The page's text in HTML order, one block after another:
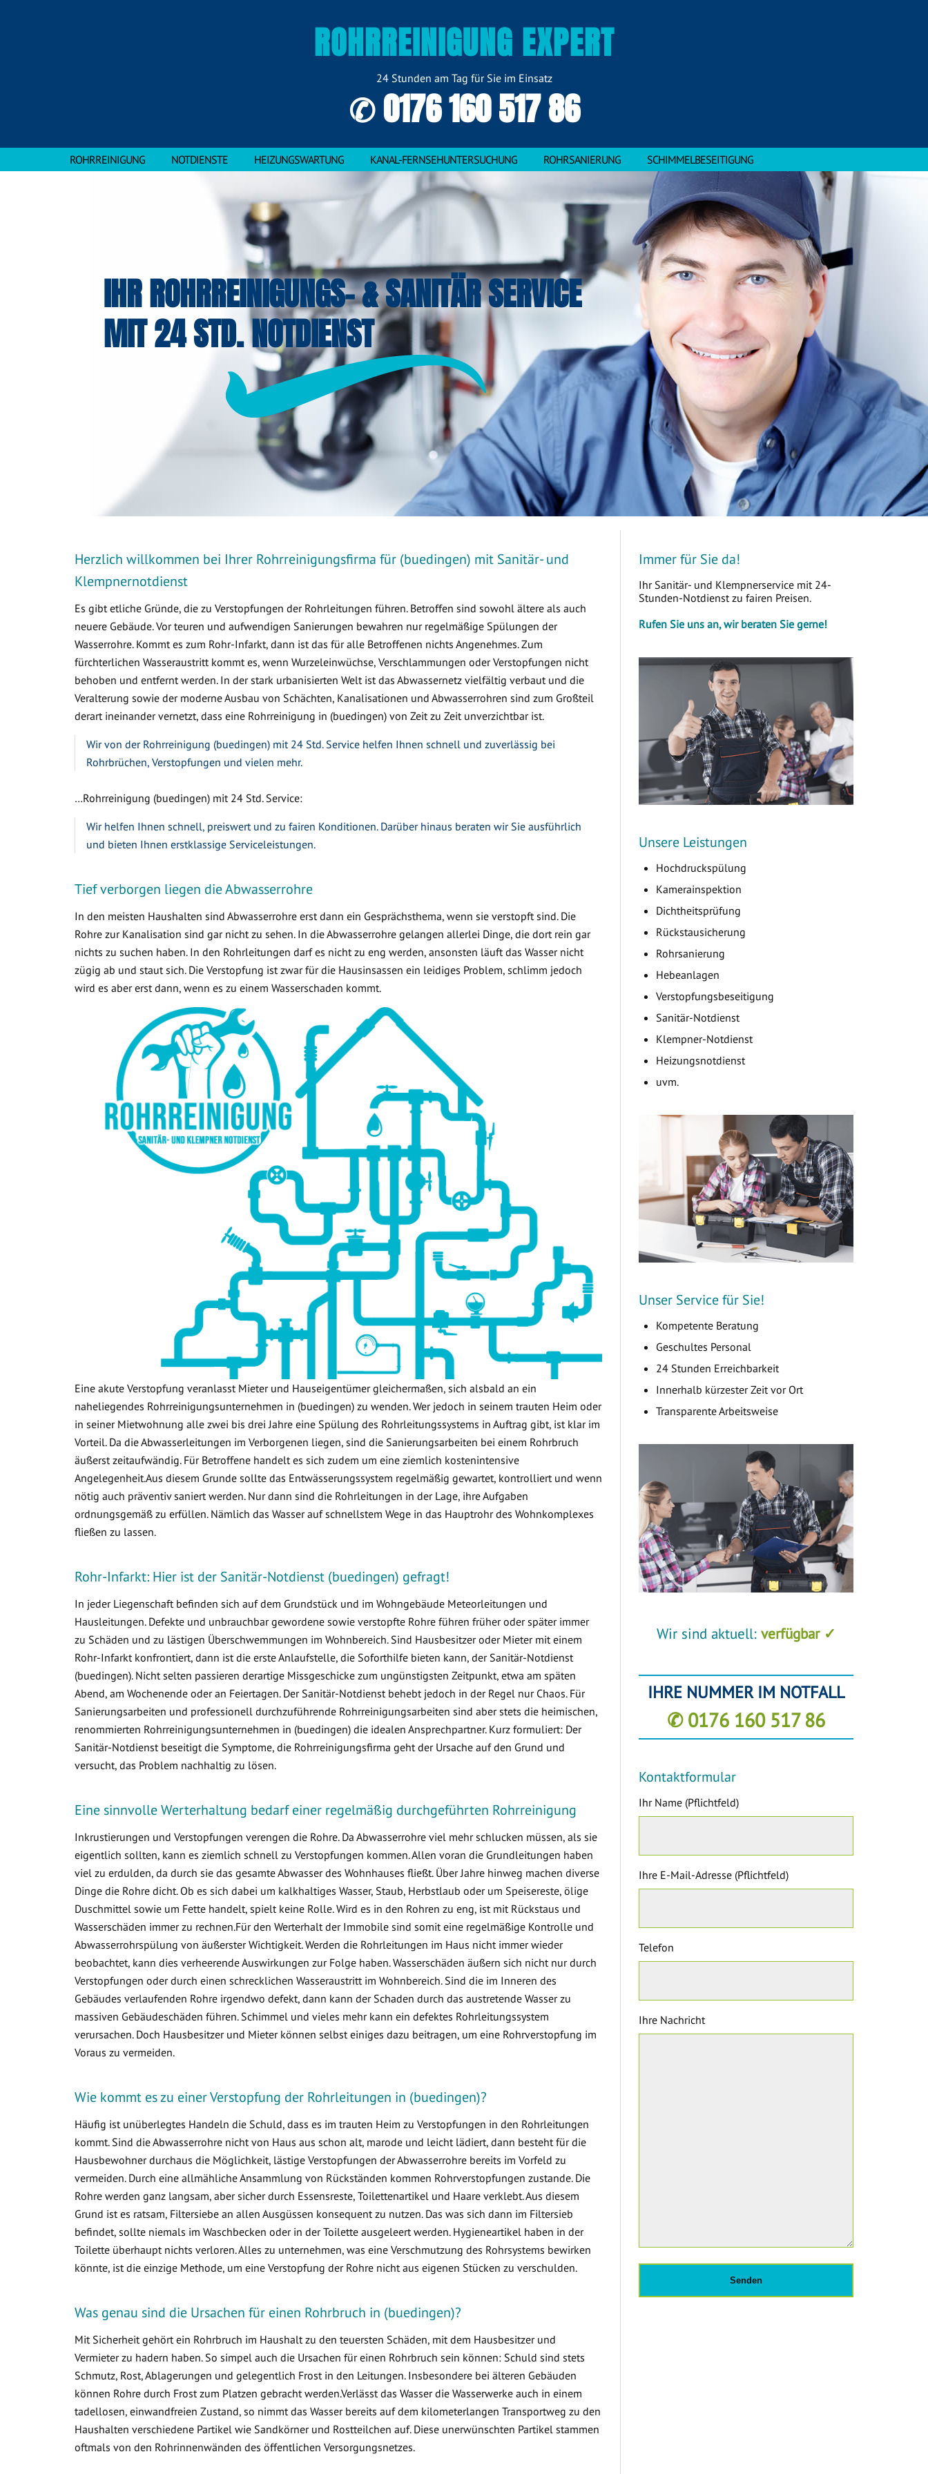
ROHRREINIGUNG EXPERT
24 Stunden am Tag für Sie im Einsatz
✆ 0176 160 517 86
ROHRREINIGUNG NOTDIENSTE HEIZUNGSWARTUNG KANAL-FERNSEHUNTERSUCHUNG ROHRSANIERUNG SCHIMMELBESEITIGUNG
IHR ROHRREINIGUNGS- & SANITÄR SERVICE
MIT 24 STD. NOTDIENST
Herzlich willkommen bei Ihrer Rohrreinigungsfirma für (buedingen) mit Sanitär- und
Klempnernotdienst
Es gibt etliche Gründe, die zu Verstopfungen der Rohrleitungen führen. Betroffen sind sowohl ältere als auch
neuere Gebäude. Vor teuren und aufwendigen Sanierungen bewahren nur regelmäßige Spülungen der
Wasserrohre. Kommt es zum Rohr-Infarkt, dann ist das für alle Betroffenen nichts Angenehmes. Zum
fürchterlichen Wasseraustritt kommt es, wenn Wurzeleinwüchse, Verschlammungen oder Verstopfungen nicht
behoben und entfernt werden. In der stark urbanisierten Welt ist das Abwassernetz vielfältig verbaut und die
Veralterung sowie der moderne Ausbau von Schächten, Kanalisationen und Abwasserrohren sind zum Großteil
derart ineinander vernetzt, dass eine Rohrreinigung in (buedingen) von Zeit zu Zeit unverzichtbar ist.
Wir von der Rohrreinigung (buedingen) mit 24 Std. Service helfen Ihnen schnell und zuverlässig bei
Rohrbrüchen, Verstopfungen und vielen mehr.
…Rohrreinigung (buedingen) mit 24 Std. Service:
Wir helfen Ihnen schnell, preiswert und zu fairen Konditionen. Darüber hinaus beraten wir Sie ausführlich
und bieten Ihnen erstklassige Serviceleistungen.
Tief verborgen liegen die Abwasserrohre
In den meisten Haushalten sind Abwasserrohre erst dann ein Gesprächsthema, wenn sie verstopft sind. Die
Rohre zur Kanalisation sind gar nicht zu sehen. In die Abwasserrohre gelangen allerlei Dinge, die dort rein gar
nichts zu suchen haben. In den Rohrleitungen darf es nicht zu eng werden, ansonsten läuft das Wasser nicht
zügig ab und staut sich. Die Verstopfung ist zwar für die Hausinsassen ein leidiges Problem, schlimm jedoch
wird es aber erst dann, wenn es zu einem Wasserschaden kommt.
Eine akute Verstopfung veranlasst Mieter und Hauseigentümer gleichermaßen, sich alsbald an ein
naheliegendes Rohrreinigungsunternehmen in (buedingen) zu wenden. Wer jedoch in seinem trauten Heim oder
in seiner Mietwohnung alle zwei bis drei Jahre eine Spülung des Rohrleitungssystems in Auftrag gibt, ist klar im
Vorteil. Da die Abwasserleitungen im Verborgenen liegen, sind die Sanierungsarbeiten bei einem Rohrbruch
äußerst zeitaufwändig. Für Betroffene handelt es sich zudem um eine ziemlich kostenintensive
Angelegenheit.Aus diesem Grunde sollte das Entwässerungssystem regelmäßig gewartet, kontrolliert und wenn
nötig auch präventiv saniert werden. Nur dann sind die Rohrleitungen in der Lage, ihre Aufgaben
ordnungsgemäß zu erfüllen. Nämlich das Wasser auf schnellstem Wege in das Hauptrohr des Wohnkomplexes
fließen zu lassen.
Rohr-Infarkt: Hier ist der Sanitär-Notdienst (buedingen) gefragt!
In jeder Liegenschaft befinden sich auf dem Grundstück und im Wohngebäude Meteorleitungen und
Hausleitungen. Defekte und unbrauchbar gewordene sowie verstopfte Rohre führen früher oder später immer
zu Schäden und zu lästigen Überschwemmungen im Wohnbereich. Sind Hausbesitzer oder Mieter mit einem
Rohr-Infarkt konfrontiert, dann ist die erste Anlaufstelle, die Soforthilfe bieten kann, der Sanitär-Notdienst
(buedingen). Nicht selten passieren derartige Missgeschicke zum ungünstigsten Zeitpunkt, etwa am späten
Abend, am Wochenende oder an Feiertagen. Der Sanitär-Notdienst behebt jedoch in der Regel nur Chaos. Für
Sanierungsarbeiten und professionell durchzuführende Rohrreinigungsarbeiten sind aber stets die heimischen,
renommierten Rohrreinigungsunternehmen in (buedingen) die idealen Ansprechpartner. Kurz formuliert: Der
Sanitär-Notdienst beseitigt die Symptome, die Rohrreinigungsfirma geht der Ursache auf den Grund und
versucht, das Problem nachhaltig zu lösen.
Eine sinnvolle Werterhaltung bedarf einer regelmäßig durchgeführten Rohrreinigung
Inkrustierungen und Verstopfungen verengen die Rohre. Da Abwasserrohre viel mehr schlucken müssen, als sie
eigentlich sollten, kann es ziemlich schnell zu Verstopfungen kommen. Allen voran die Grundleitungen haben
viel zu erdulden, da durch sie das gesamte Abwasser des Wohnhauses fließt. Über Jahre hinweg machen diverse
Dinge die Rohre dicht. Ob es sich dabei um kalkhaltiges Wasser, Staub, Herbstlaub oder um Speisereste, ölige
Duschmittel sowie um Fette handelt, spielt keine Rolle. Wird es in den Rohren zu eng, ist mit Rückstaus und
Wasserschäden immer zu rechnen.Für den Werterhalt der Immobile sind somit eine regelmäßige Kontrolle und
Abwasserrohrspülung von äußerster Wichtigkeit. Werden die Rohrleitungen im Haus nicht immer wieder
beobachtet, kann dies verheerende Auswirkungen zur Folge haben. Wasserschäden äußern sich nicht nur durch
Verstopfungen oder durch einen schrecklichen Wasseraustritt im Wohnbereich. Sind die im Inneren des
Gebäudes verlaufenden Rohre irgendwo defekt, dann kann der Schaden durch das austretende Wasser zu
massiven Gebäudeschäden führen. Schimmel und vieles mehr kann ein defektes Rohrleitungssystem
verursachen. Doch Hausbesitzer und Mieter können selbst einiges dazu beitragen, um eine Rohrverstopfung im
Voraus zu vermeiden.
Wie kommt es zu einer Verstopfung der Rohrleitungen in (buedingen)?
Häufig ist unüberlegtes Handeln die Schuld, dass es im trauten Heim zu Verstopfungen in den Rohrleitungen
kommt. Sind die Abwasserrohre nicht von Haus aus schon alt, marode und leicht lädiert, dann besteht für die
Hausbewohner durchaus die Möglichkeit, lästige Verstopfungen der Abwasserrohre bereits im Vorfeld zu
vermeiden. Durch eine allmähliche Ansammlung von Rückständen kommen Rohrverstopfungen zustande. Die
Rohre werden ganz langsam, aber sicher durch Essensreste, Toilettenartikel und Haare verklebt. Aus diesem
Grund ist es ratsam, Filtersiebe an allen Ausgüssen konsequent zu nutzen. Das was sich dann im Filtersieb
befindet, sollte niemals im Waschbecken oder in der Toilette ausgeleert werden. Hygieneartikel haben in der
Toilette überhaupt nichts verloren. Alles zu unternehmen, was eine Verschmutzung des Rohrsystems bewirken
könnte, ist die einzige Methode, um eine Verstopfung der Rohre nicht aus eigenen Stücken zu verschulden.
Was genau sind die Ursachen für einen Rohrbruch in (buedingen)?
Mit Sicherheit gehört ein Rohrbruch im Haushalt zu den teuersten Schäden, mit dem Hausbesitzer und
Vermieter zu hadern haben. So simpel auch die Ursachen für einen Rohrbruch sein können: Schuld sind stets
Schmutz, Rost, Ablagerungen und gelegentlich Frost in den Leitungen. Insbesondere bei älteren Gebäuden
können Rohre durch Frost zum Platzen gebracht werden.Verlässt das Wasser die Wasserwerke auch in einem
tadellosen, einwandfreien Zustand, so nimmt das Wasser bereits auf dem kilometerlangen Transportweg zu den
Haushalten verschiedene Partikel wie Sandkörner und Rostteilchen auf. Diese unerwünschten Partikel stammen
oftmals von den Rohrinnenwänden des öffentlichen Versorgungsnetzes.
Immer für Sie da!
Ihr Sanitär- und Klempnerservice mit 24-
Stunden-Notdienst zu fairen Preisen.
Rufen Sie uns an, wir beraten Sie gerne!
Unsere Leistungen
Hochdruckspülung
Kamerainspektion
Dichtheitsprüfung
Rückstausicherung
Rohrsanierung
Hebeanlagen
Verstopfungsbeseitigung
Sanitär-Notdienst
Klempner-Notdienst
Heizungsnotdienst
uvm.
Unser Service für Sie!
Kompetente Beratung
Geschultes Personal
24 Stunden Erreichbarkeit
Innerhalb kürzester Zeit vor Ort
Transparente Arbeitsweise
Wir sind aktuell: verfügbar ✓
IHRE NUMMER IM NOTFALL
✆ 0176 160 517 86
Kontaktformular
Ihr Name (Pflichtfeld)
Ihre E-Mail-Adresse (Pflichtfeld)
Telefon
Ihre Nachricht